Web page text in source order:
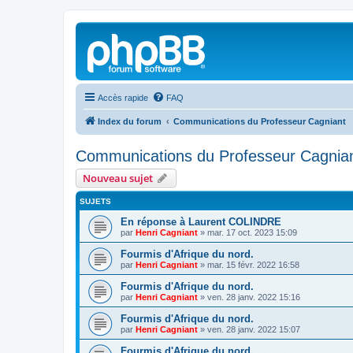
Accès rapide FAQ
Index du forum Communications du Professeur Cagniant
Communications du Professeur
Nouveau sujet
SUJETS
En réponse à Laurent COLINDRE
par Henri Cagniant » mar. 17 oct. 2023 15:09
Fourmis d'Afrique du nord.
par Henri Cagniant » mar. 15 févr. 2022 16:58
Fourmis d'Afrique du nord.
par Henri Cagniant » ven. 28 janv. 2022 15:16
Fourmis d'Afrique du nord.
par Henri Cagniant » ven. 28 janv. 2022 15:07